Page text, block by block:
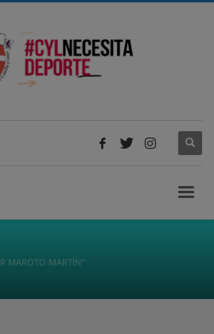
MAROTO MARTÍN"